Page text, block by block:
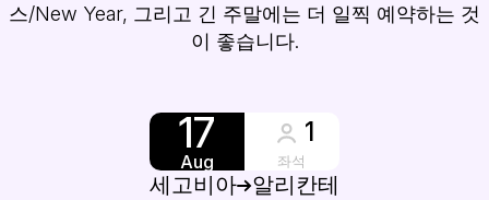
스/New Year, 그리고 긴 주말에는 더 일찍 예약하는 것
이 좋습니다.
17
Aug
1
좌석
세고비아 알리칸테